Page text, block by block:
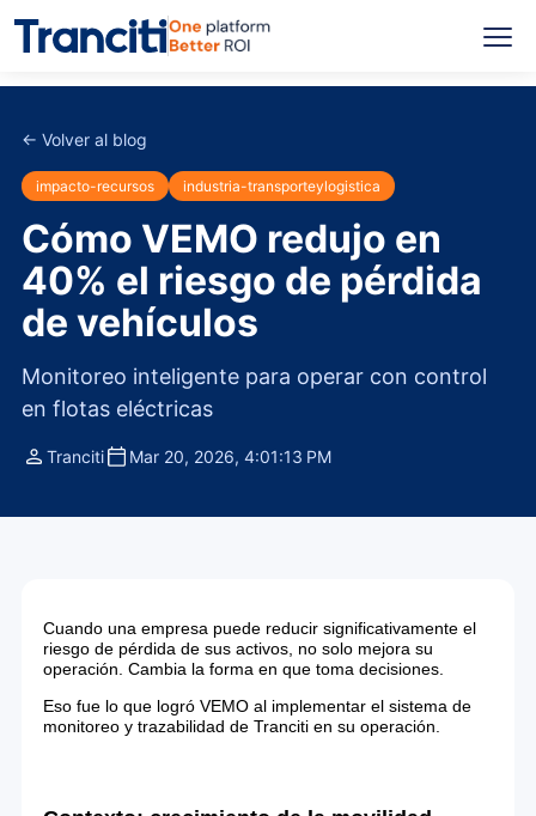
← Volver al blog
impacto-recursos industria-transporteylogistica
Cómo VEMO redujo en
40% el riesgo de pérdida
de vehículos
Monitoreo inteligente para operar con control
en flotas eléctricas
Tranciti Mar 20, 2026, 4:01:13 PM
Cuando una empresa puede reducir significativamente el
riesgo de pérdida de sus activos, no solo mejora su
operación. Cambia la forma en que toma decisiones.
Eso fue lo que logró VEMO al implementar el sistema de
monitoreo y trazabilidad de Tranciti en su operación.